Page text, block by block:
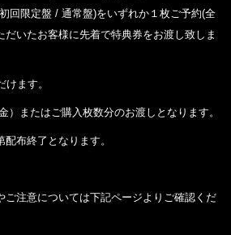
回限定盤 / 通常盤)をいずれか１枚ご予約(全
だいたお客様に先着で特典券をお渡し致しま
ます。
）またはご購入枚数分のお渡しとなります。
布終了となります。
注意については下記ページよりご確認くだ